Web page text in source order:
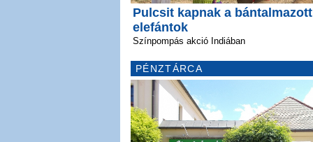
Pulcsit kapnak a bántalmazott
elefántok
Színpompás akció Indiában
PÉNZTÁRCA